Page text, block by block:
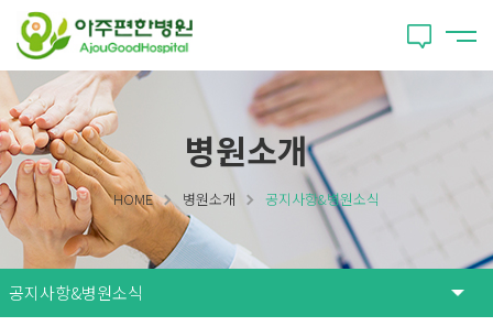
병원소개
HOME 병원소개 공지사항&병원소식